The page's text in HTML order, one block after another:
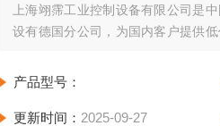
上海翊霈工业控制设备有限公司是
设有德国分公司，为国内客户提供
由德国分公司拼单发货并集中办理
产品型号：
更新时间： 2025-09-27